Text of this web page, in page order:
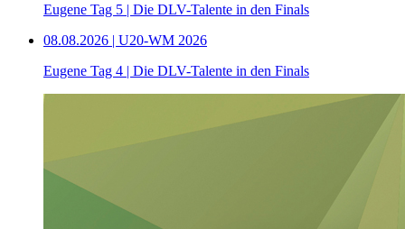
Eugene Tag 5 | Die DLV-Talente in den Finals
08.08.2026 | U20-WM 2026
Eugene Tag 4 | Die DLV-Talente in den Finals